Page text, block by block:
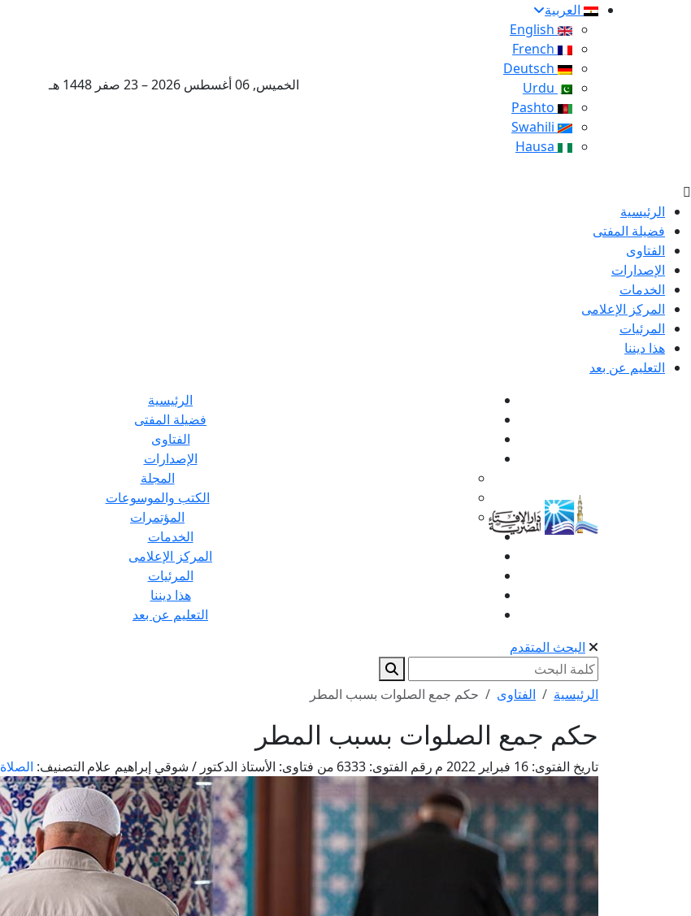
العربية
الخميس, 06 أغسطس 2026 – 23 صفر 1448 هـ
الرئيسية
فضيلة المفتى
الفتاوى
الإصدارات
الخدمات
المركز الإعلامى
المرئيات
هذا ديننا
التعليم عن بعد
الرئيسية
فضيلة المفتى
الفتاوى
الإصدارات
المجلة
الكتب والموسوعات
المؤتمرات
الخدمات
المركز الإعلامى
المرئيات
هذا ديننا
التعليم عن بعد
البحث المتقدم
الرئيسية الفتاوى حكم جمع الصلوات بسبب المطر
حكم جمع الصلوات بسبب المطر
تاريخ الفتوى: رقم الفتوى: من فتاوى: الأستاذ الدكتور / شوقي إبراهيم علام التصنيف: الصلاة